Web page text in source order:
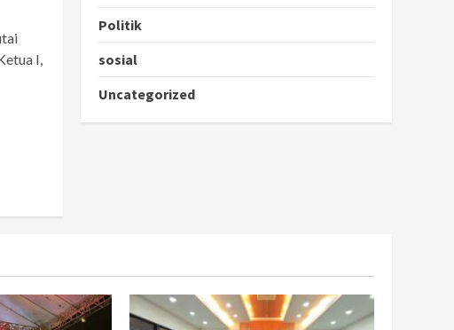
I,
Politik
sosial
Uncategorized